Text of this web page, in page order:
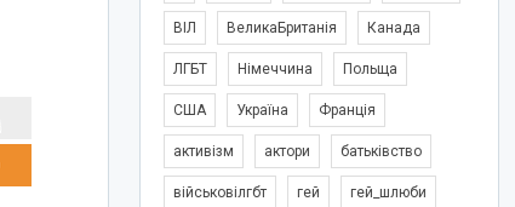
ВІЛ ВеликаБританія Канада
ЛГБТ Німеччина Польща
США Україна Франція
активізм актори батьківство
військовілгбт гей гей_шлюби